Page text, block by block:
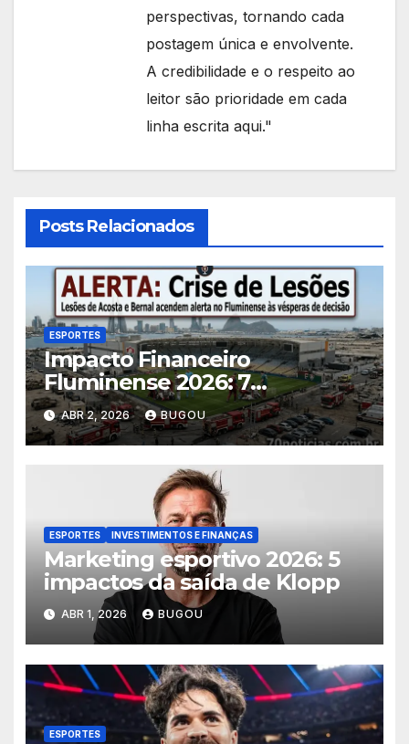
perspectivas, tornando cada
postagem única e envolvente.
A credibilidade e o respeito ao
leitor são prioridade em cada
linha escrita aqui."
Posts Relacionados
ESPORTES
Impacto Financeiro
Fluminense 2026: 7
Consequências das Lesões
ABR 2, 2026 BUGOU
ESPORTES INVESTIMENTOS E FINANÇAS
Marketing esportivo 2026: 5
impactos da saída de Klopp
ABR 1, 2026 BUGOU
ESPORTES